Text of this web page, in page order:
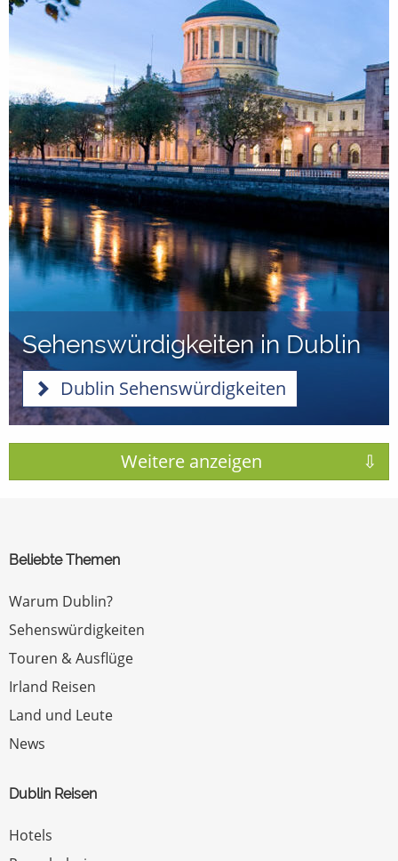
Sehenswürdigkeiten in Dublin
Dublin Sehenswürdigkeiten
Beliebte Themen
Warum Dublin?
Sehenswürdigkeiten
Touren & Ausflüge
Irland Reisen
Land und Leute
News
Dublin Reisen
Hotels